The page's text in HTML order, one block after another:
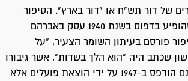
של דור תש"ח או "דור בארץ". הסיפור
הראשון של שמיר שהופיע בדפוס בשנת 1940 עסק באברהם
פורסם בעיתון השומר הצעיר, "על
שכתב היה "הוא הלך בשדות", אשר גיבורו
הוא צבר. הספר אמנם הודפס ב-1947 על ידי הוצאת פועלים אלא